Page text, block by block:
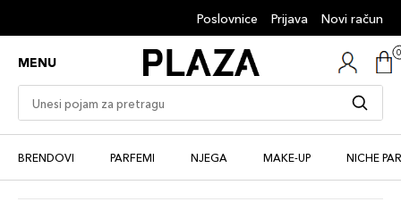
Poslovnice Prijava Novi račun
MENU
BRENDOVI PARFEMI NJEGA MAKE-UP NICHE